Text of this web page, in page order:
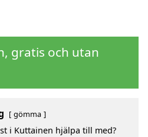
gratis och utan
gömma
i Kuttainen hjälpa till med?